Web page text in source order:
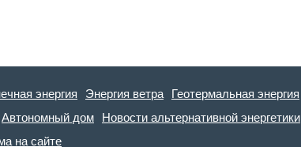
энергия Энергия ветра Геотермальная энергия
Автономный дом Новости альтернативной энергетики
на сайте